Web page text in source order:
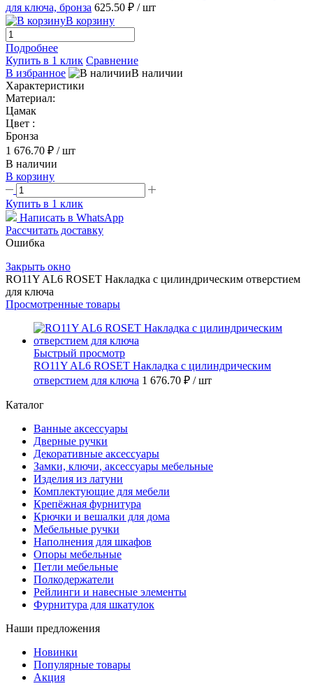
для ключа, бронза 625.50 ₽ / шт
В корзину
Подробнее
Купить в 1 клик Сравнение
В избранное
В наличии
Характеристики
Материал:
Цамак
Цвет :
Бронза
1 676.70 ₽ / шт
В наличии
В корзину
Купить в 1 клик
Написать в WhatsApp
Рассчитать доставку
Ошибка
Закрыть окно
RO11Y AL6 ROSET Накладка с цилиндрическим отверстием
для ключа
Просмотренные товары
Быстрый просмотр
RO11Y AL6 ROSET Накладка с цилиндрическим
отверстием для ключа 1 676.70 ₽ / шт
Каталог
Ванные аксессуары
Дверные ручки
Декоративные аксессуары
Замки, ключи, аксессуары мебельные
Изделия из латуни
Комплектующие для мебели
Крепёжная фурнитура
Крючки и вешалки для дома
Мебельные ручки
Наполнения для шкафов
Опоры мебельные
Петли мебельные
Полкодержатели
Рейлинги и навесные элементы
Фурнитура для шкатулок
Наши предложения
Новинки
Популярные товары
Акция